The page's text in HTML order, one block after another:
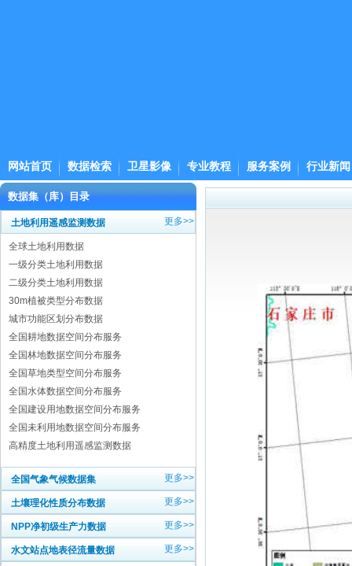
网站首页 数据检索 卫星影像 专业教程 服务案例 行业新闻
数据集（库）目录
土地利用遥感监测数据 更多>>
全球土地利用数据
一级分类土地利用数据
二级分类土地利用数据
30m植被类型分布数据
城市功能区划分布数据
全国耕地数据空间分布服务
全国林地数据空间分布服务
全国草地类型空间分布服务
全国水体数据空间分布服务
全国建设用地数据空间分布服务
全国未利用地数据空间分布服务
高精度土地利用遥感监测数据
全国气象气候数据集 更多>>
土壤理化性质分布数据 更多>>
NPP净初级生产力数据 更多>>
水文站点地表径流量数据 更多>>